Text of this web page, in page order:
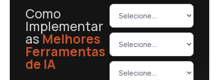
Como
Implementar
asMelhores
Ferramentas
de IA